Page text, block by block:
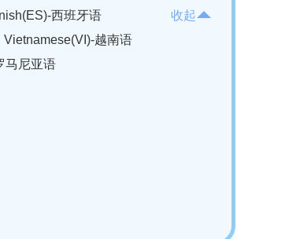
西班牙语
Vietnamese(VI)-越南语
马尼亚语
收起